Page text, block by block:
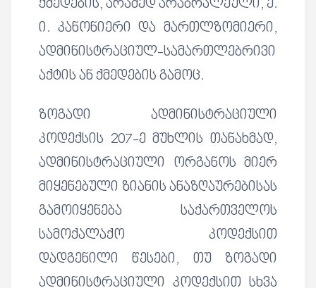
ქმედების, არამედ არაბრალეული, ე.
ი. კანონიერი და მართლზომიერი,
ადმინისტრაციულ-სამართლებრივი
აქტის ან ქმედების გამოც.
ზოგადი ადმინისტრაციული
კოდექსის 207-ე მუხლის თანახმად,
ადმინისტრაციული ორგანოს მიერ
მიყენებული ზიანის ანაზღაურებისას
გამოიყენება საქართველოს
სამოქალაქო კოდექსით
დადგენილი წესები, თუ ზოგადი
ადმინისტრაციული კოდექსით სხვა